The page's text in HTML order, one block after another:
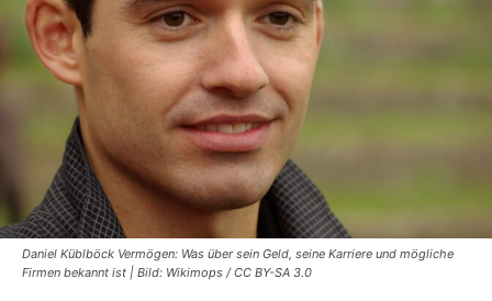
Daniel Küblböck Vermögen: Was über sein Geld, seine Karriere und mögliche
Firmen bekannt ist | Bild: Wikimops / CC BY-SA 3.0